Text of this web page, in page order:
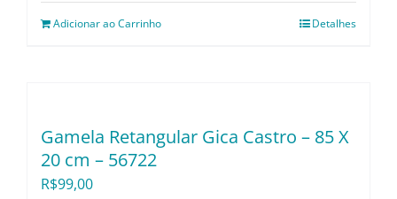
Adicionar ao Carrinho Detalhes
Gamela Retangular Gica Castro – 85 X
20 cm – 56722
R$99,00